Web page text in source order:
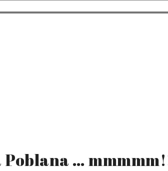
Poblana …